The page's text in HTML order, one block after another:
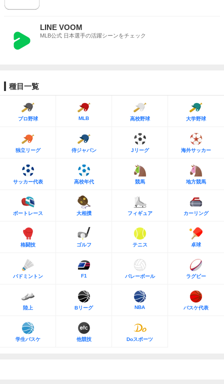
LINE VOOM
MLB公式 日本選手の活躍シーンをチェック
種目一覧
プロ野球 MLB 高校野球 大学野球
独立リーグ 侍ジャパン Jリーグ 海外サッカー
サッカー代表 高校年代 競馬 地方競馬
ボートレース 大相撲 フィギュア カーリング
格闘技 ゴルフ テニス 卓球
バドミントン F1 バレーボール ラグビー
陸上 Bリーグ NBA バスケ代表
学生バスケ 他競技 Doスポーツ